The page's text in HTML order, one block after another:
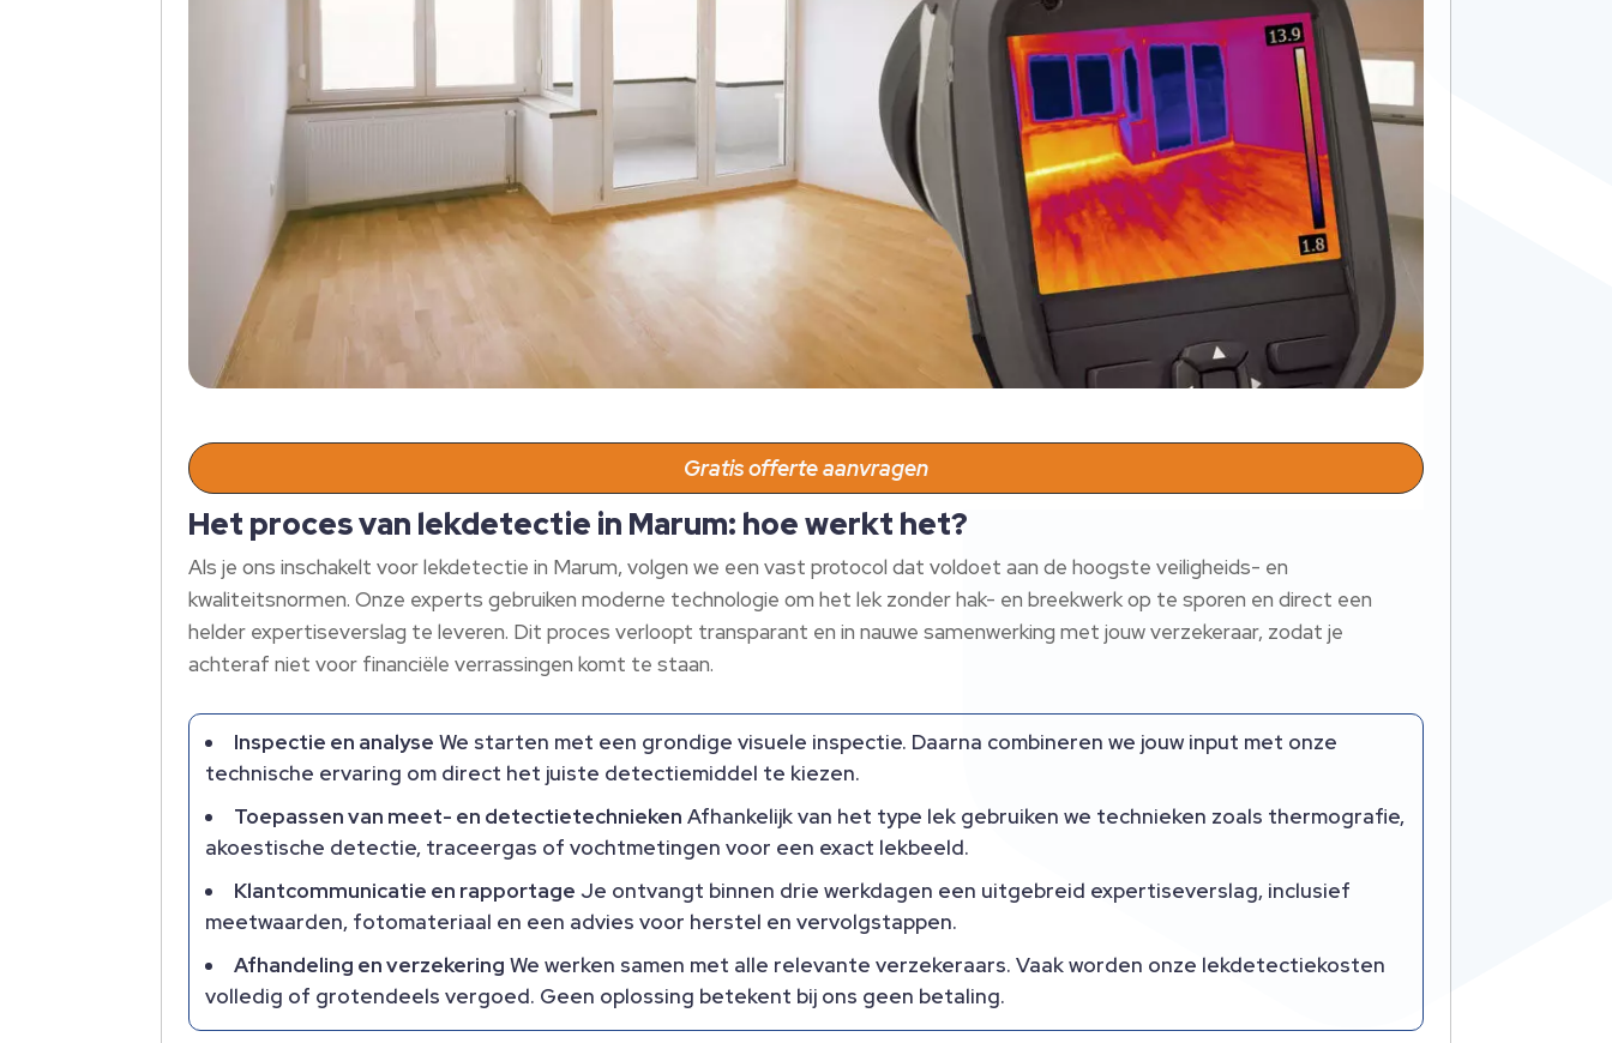
Gratis offerte aanvragen
Het proces van lekdetectie in Marum: hoe werkt het?
Als je ons inschakelt voor lekdetectie in Marum, volgen we een vast protocol dat voldoet aan de hoogste veiligheids- en
kwaliteitsnormen. Onze experts gebruiken moderne technologie om het lek zonder hak- en breekwerk op te sporen en direct een
helder expertiseverslag te leveren. Dit proces verloopt transparant en in nauwe samenwerking met jouw verzekeraar, zodat je
achteraf niet voor financiële verrassingen komt te staan.
Inspectie en analyse We starten met een grondige visuele inspectie. Daarna combineren we jouw input met onze
technische ervaring om direct het juiste detectiemiddel te kiezen.
Toepassen van meet- en detectietechnieken Afhankelijk van het type lek gebruiken we technieken zoals thermografie,
akoestische detectie, traceergas of vochtmetingen voor een exact lekbeeld.
Klantcommunicatie en rapportage Je ontvangt binnen drie werkdagen een uitgebreid expertiseverslag, inclusief
meetwaarden, fotomateriaal en een advies voor herstel en vervolgstappen.
Afhandeling en verzekering We werken samen met alle relevante verzekeraars. Vaak worden onze lekdetectiekosten
volledig of grotendeels vergoed. Geen oplossing betekent bij ons geen betaling.